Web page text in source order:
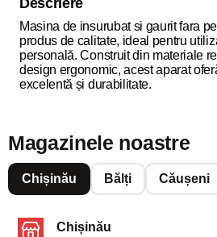
Masina de insurubat si gaurit fara
produs de calitate, ideal pentru
personală. Construit din materiale
design ergonomic, acest aparat
excelentă și durabilitate.
Magazinele noastre
Chișinău Bălți Căușeni
Chișinău